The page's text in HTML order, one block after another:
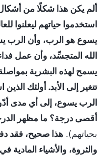
ألم يكن هذا شكلًا من
استخدموا حياتهم ليعلنوا
يسوع هو الرب، وأن الرب
الله المتجسِّد، وأن عمل
يسمح لهذه البشرية
تتغير إلى الأبد. أولئك
الرب يسوع، إلى أي مدى
أقصى درجة؟ ما مظهر
بحياتهم). هذا صحيح، فقد
والثروة، والأشياء المادية